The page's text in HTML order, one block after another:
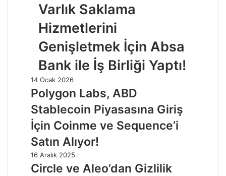
Varlık Saklama
Hizmetlerini
Genişletmek İçin Absa
Bank ile İş Birliği Yaptı!
14 Ocak 2026
Polygon Labs, ABD
Stablecoin Piyasasına Giriş
İçin Coinme ve Sequence’i
Satın Alıyor!
16 Aralık 2025
Circle ve Aleo’dan Gizlilik